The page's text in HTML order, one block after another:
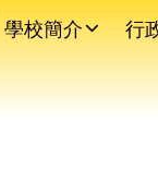
學校簡介 行